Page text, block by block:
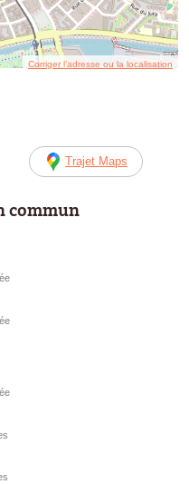
Corriger l’adresse ou la localisation
Trajet Maps
commun